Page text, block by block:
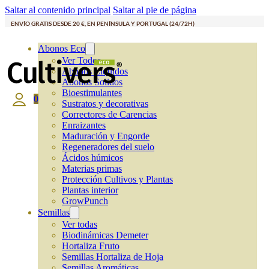
Saltar al contenido principal Saltar al pie de página
ENVÍO GRATIS DESDE 20 €, EN PENÍNSULA Y PORTUGAL (24/72H)
Abonos Eco
Ver Todos
Abonos Líquidos
Abonos Solidos
Bioestimulantes
Sustratos y decorativas
Correctores de Carencias
Enraizantes
Maduración y Engorde
Regeneradores del suelo
Ácidos húmicos
Materias primas
Protección Cultivos y Plantas
Plantas interior
GrowPunch
Semillas
Ver todas
Biodinámicas Demeter
Hortaliza Fruto
Semillas Hortaliza de Hoja
0